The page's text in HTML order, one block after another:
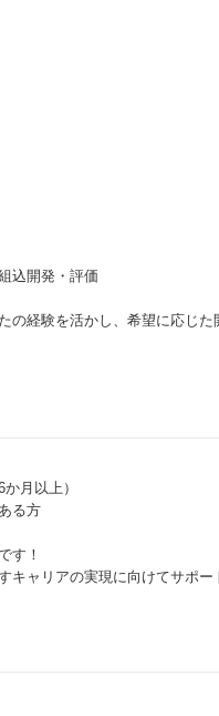
込開発・評価
経験を活かし、希望に応じた
月以上）
る方
す！
ャリアの実現に向けてサポー